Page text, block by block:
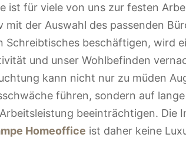
ist für viele von uns zur festen
mit der Auswahl des passenden
Schreibtisches beschäftigen, wird
und unser Wohlbefinden
kann nicht nur zu müden
führen, sondern auf
beeinträchtigen. Die
Homeoffice ist daher keine